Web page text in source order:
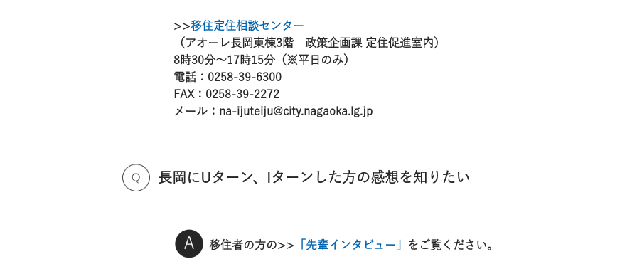
>>移住定住相談センター
（アオーレ長岡東棟3階 政策企画課 定住促進室内）
8時30分～17時15分（※平日のみ）
電話：0258-39-6300
FAX：0258-39-2272
メール：na-ijuteiju@city.nagaoka.lg.jp
長岡にUターン、Iターンした方の感想を知りたい
移住者の方の>> 「先輩インタビュー」 をご覧ください。